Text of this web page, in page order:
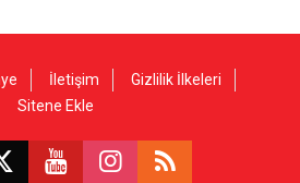
İletişim
Gizlilik İlkeleri
Sitene Ekle